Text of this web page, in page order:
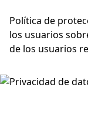
Política de
los usuarios
de los usuarios